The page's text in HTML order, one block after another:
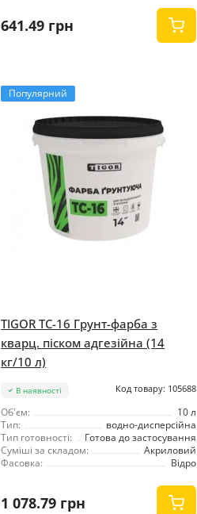
641.49 грн
Популярний
TIGOR ТС-16 Грунт-фарба з
кварц. піском адгезійна (14
кг/10 л)
В наявності Код товару: 105688
Об'єм:
10 л
Тип:
водно-дисперсійна
Тип готовності:
Готова до застосування
Суміші за складом:
Акриловий
Фасовка:
Відро
1 078.79 грн